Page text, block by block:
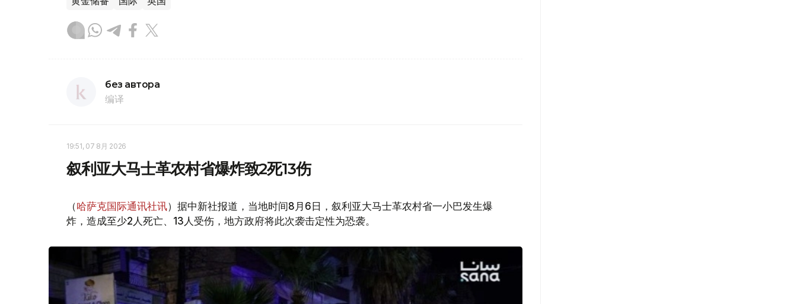
без автора
编译
19:51, 07 8月 2026
叙利亚大马士革农村省爆炸致2死13伤
（哈萨克国际通讯社讯）据中新社报道，当地时间8月6日，叙利亚大马士革农村省一小巴发生爆
炸，造成至少2人死亡、13人受伤，地方政府将此次袭击定性为恐袭。